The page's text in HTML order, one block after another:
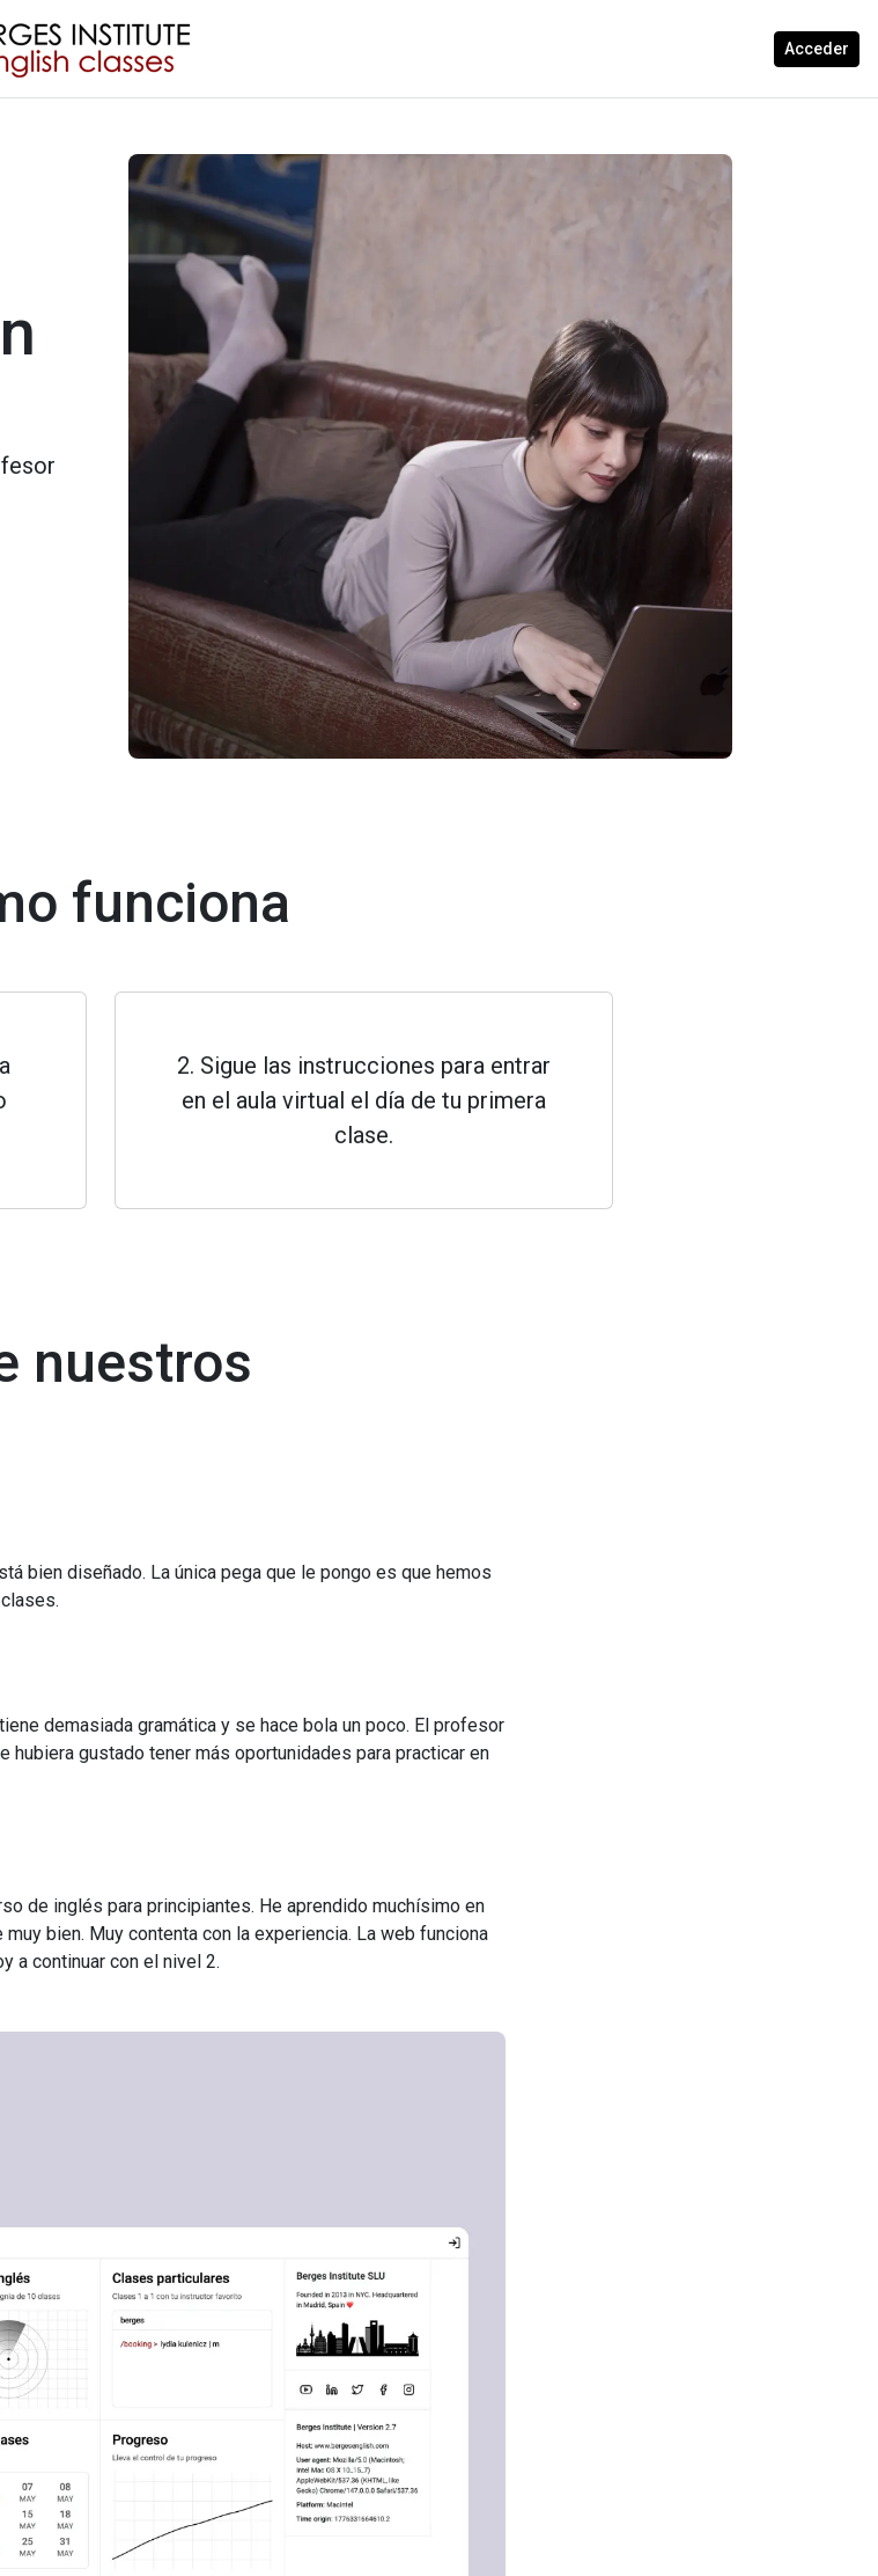
Acceder
funciona
2. Sigue las instrucciones para entrar
en el aula virtual el día de tu primera
clase.
nuestros
bien diseñado. La única pega que le pongo es que hemos
demasiada gramática y se hace bola un poco. El profesor
hubiera gustado tener más oportunidades para practicar en
de inglés para principiantes. He aprendido muchísimo en
bien. Muy contenta con la experiencia. La web funciona
a continuar con el nivel 2.